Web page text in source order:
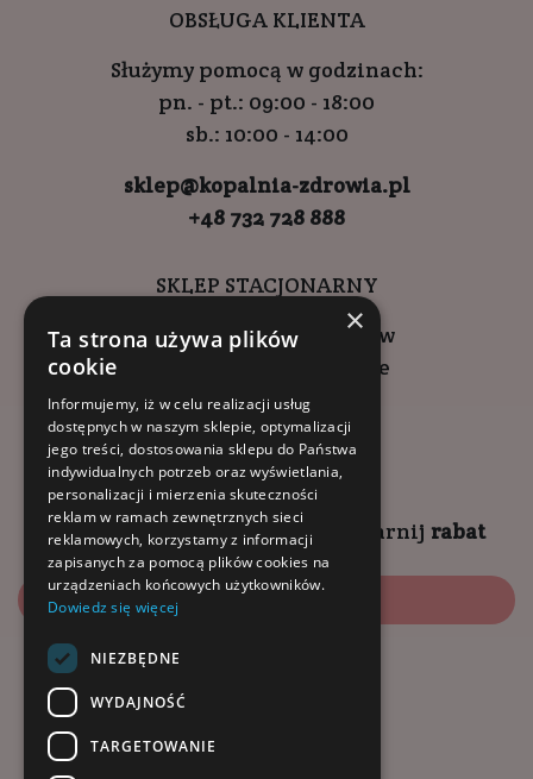
OBSŁUGA KLIENTA
Służymy pomocą w godzinach:
pn. - pt.: 09:00 - 18:00
sb.: 10:00 - 14:00
sklep@kopalnia-zdrowia.pl
+48 732 728 888
SKLEP STACJONARNY
ul. Wadowicka 6, Kraków
Kompleks Buma Square
godziny otwarcia:
9:00 - 18:00 (pon-pt)
10:00 - 14:00 (sob)
Zapisz się naNEWSLETTER zgarnij rabat
Zapisz się
×
Ta strona używa plików
cookie
Informujemy, iż w celu realizacji usług
dostępnych w naszym sklepie, optymalizacji
jego treści, dostosowania sklepu do Państwa
indywidualnych potrzeb oraz wyświetlania,
personalizacji i mierzenia skuteczności
reklam w ramach zewnętrznych sieci
reklamowych, korzystamy z informacji
zapisanych za pomocą plików cookies na
urządzeniach końcowych użytkowników.
Dowiedz się więcej
NIEZBĘDNE
WYDAJNOŚĆ
TARGETOWANIE